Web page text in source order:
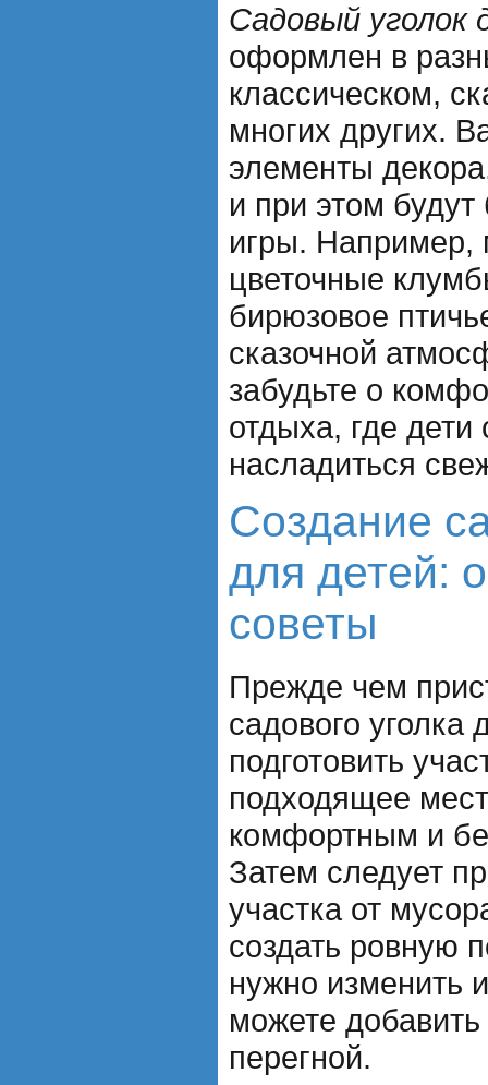
Садовый уголок
оформлен в
классическом,
многих других.
элементы
и при этом
игры. Например,
цветочные
бирюзовое
сказочной
забудьте о
отдыха, где дети
насладиться
Создание
для детей:
советы
Прежде чем
садового уголка
подготовить
подходящее
комфортным и
Затем следует
участка от
создать ровную
нужно изменить
можете
перегной.